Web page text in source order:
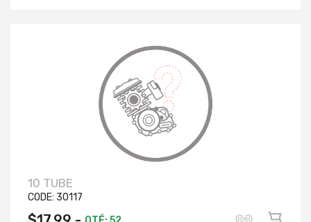
10 TUBE
CODE: 30117